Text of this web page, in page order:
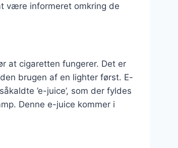
være informeret omkring de
at cigaretten fungerer. Det er
brugen af en lighter først. E-
’e-juice’, som der fyldes
Denne e-juice kommer i